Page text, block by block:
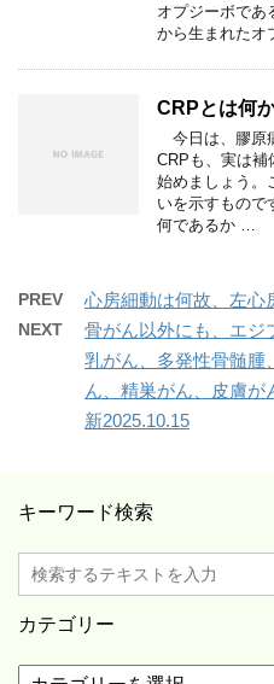
オプジーボであ
から生まれたオ
CRPとは何
今日は、膠原
CRPも、実は補
始めましょう。
いを示すもので
何であるか …
PREV 心房細動は何故、左心
NEXT
骨がん以外にも、エジ
乳がん、多発性骨髄腫
ん、精巣がん、皮膚が
新2025.10.15
キーワード検索
カテゴリー